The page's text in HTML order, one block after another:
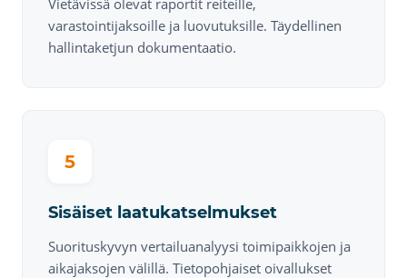
varastointijaksoille ja luovutuksille. Täydellinen
hallintaketjun dokumentaatio.
5
Sisäiset laatukatselmukset
Suorituskyvyn vertailuanalyysi toimipaikkojen ja
aikajaksojen välillä. Tietopohjaiset oivallukset